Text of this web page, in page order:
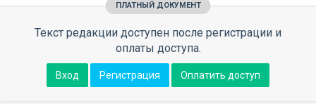
ПЛАТНЫЙ ДОКУМЕНТ
Текст редакции доступен после регистрации и
оплаты доступа.
Вход Регистрация Оплатить доступ